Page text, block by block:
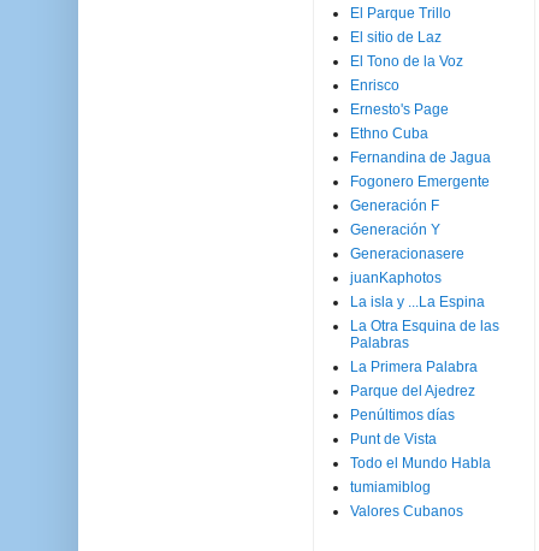
El Parque Trillo
El sitio de Laz
El Tono de la Voz
Enrisco
Ernesto's Page
Ethno Cuba
Fernandina de Jagua
Fogonero Emergente
Generación F
Generación Y
Generacionasere
juanKaphotos
La isla y ...La Espina
La Otra Esquina de las
Palabras
La Primera Palabra
Parque del Ajedrez
Penúltimos días
Punt de Vista
Todo el Mundo Habla
tumiamiblog
Valores Cubanos